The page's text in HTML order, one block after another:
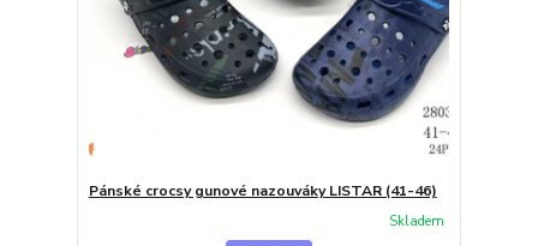
Pánské crocsy gunové nazouváky LISTAR (41-46)
Skladem